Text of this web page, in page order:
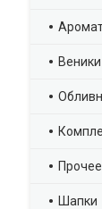
Прочее
Шапки